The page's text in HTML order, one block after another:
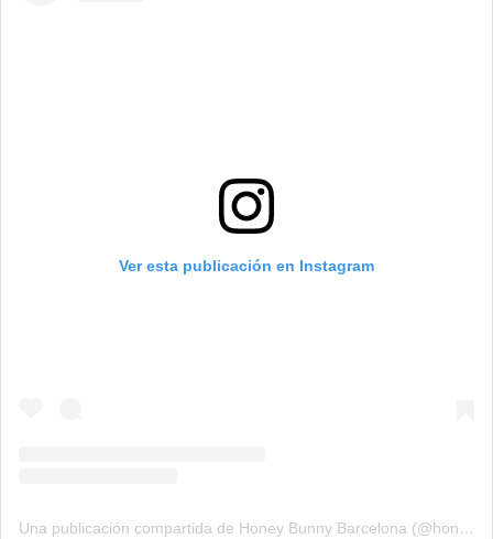
Ver esta publicación en Instagram
Una publicación compartida de Honey Bunny Barcelona (@honeybunny_barcelona)